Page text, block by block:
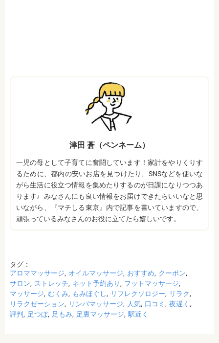
津田 蒼（ペンネーム）
一児の母として子育てに奮闘しています！家計をやりくりす
るために、都内の安いお店を見つけたり、SNSなどを使いな
がら生活に役立つ情報を集めたりするのが日課になりつつあ
ります♩みなさんにも良い情報をお届けできたらいいなと思
いながら、『マチしる東京』内で記事を書いていますので、
頑張っているみなさんのお役に立てたら嬉しいです。
タグ：
アロママッサージ
オイルマッサージ おすすめ
クーポン
サロン
ストレッチ ネット予約あり
フットマッサージ
マッサージ むくみ もみほぐし リフレクソロジー
リラク
リラクゼーション
リンパマッサージ 人気 口コミ
夜遅く
評判
足つぼ 足もみ 足裏マッサージ 駅近く